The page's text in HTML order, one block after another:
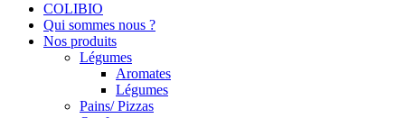
COLIBIO
Qui sommes nous ?
Nos produits
Légumes
Aromates
Légumes
Pains/ Pizzas